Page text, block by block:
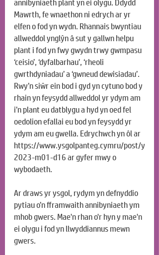
annibyniaeth plant yn ei olygu. Ddydd
Mawrth, fe wnaethon ni edrych ar yr
elfen o fod yn wydn. Rhannais bwyntiau
allweddol ynglŷn â sut y gallwn helpu
plant i fod yn fwy gwydn trwy gwmpasu
‘ceisio’, ‘dyfalbarhau’, ‘rheoli
gwrthdyniadau’ a ‘gwneud dewisiadau’.
Rwy’n siŵr ein bod i gyd yn cytuno bod y
rhain yn feysydd allweddol yr ydym am
i’n plant eu datblygu a hyd yn oed fel
oedolion efallai eu bod yn feysydd yr
ydym am eu gwella. Edrychwch yn ôl ar
https://www.ysgolpanteg.cymru/post/y
2023-m01-d16 ar gyfer mwy o
wybodaeth.
Ar draws yr ysgol, rydym yn defnyddio
pytiau o’n fframwaith annibyniaeth ym
mhob gwers. Mae'n rhan o'r hyn y mae'n
ei olygu i fod yn llwyddiannus mewn
gwers.